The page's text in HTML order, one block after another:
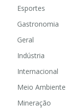
Esportes
Gastronomia
Geral
Indústria
Internacional
Meio Ambiente
Mineração